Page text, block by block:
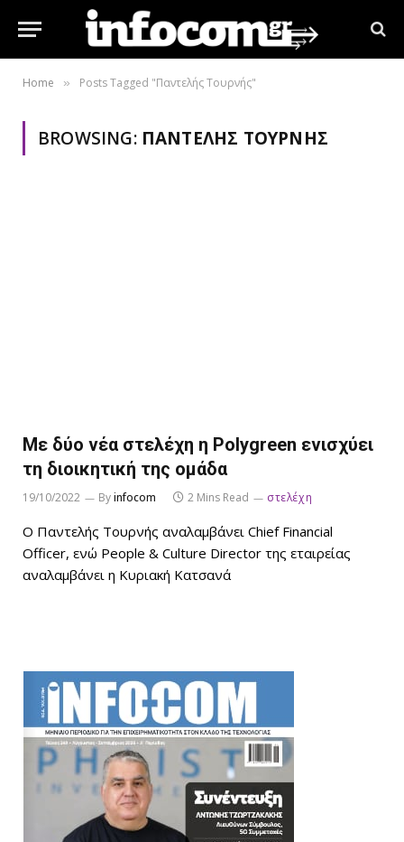
Home » Posts Tagged "Παντελής Τουρνής"
BROWSING: ΠΑΝΤΕΛΉΣ ΤΟΥΡΝΉΣ
Με δύο νέα στελέχη η Polygreen ενισχύει
τη διοικητική της ομάδα
19/10/2022 Byinfocom 2 Mins Read στελέχη
Ο Παντελής Τουρνής αναλαμβάνει Chief Financial
Officer, ενώ People & Culture Director της εταιρείας
αναλαμβάνει η Κυριακή Κατσανά